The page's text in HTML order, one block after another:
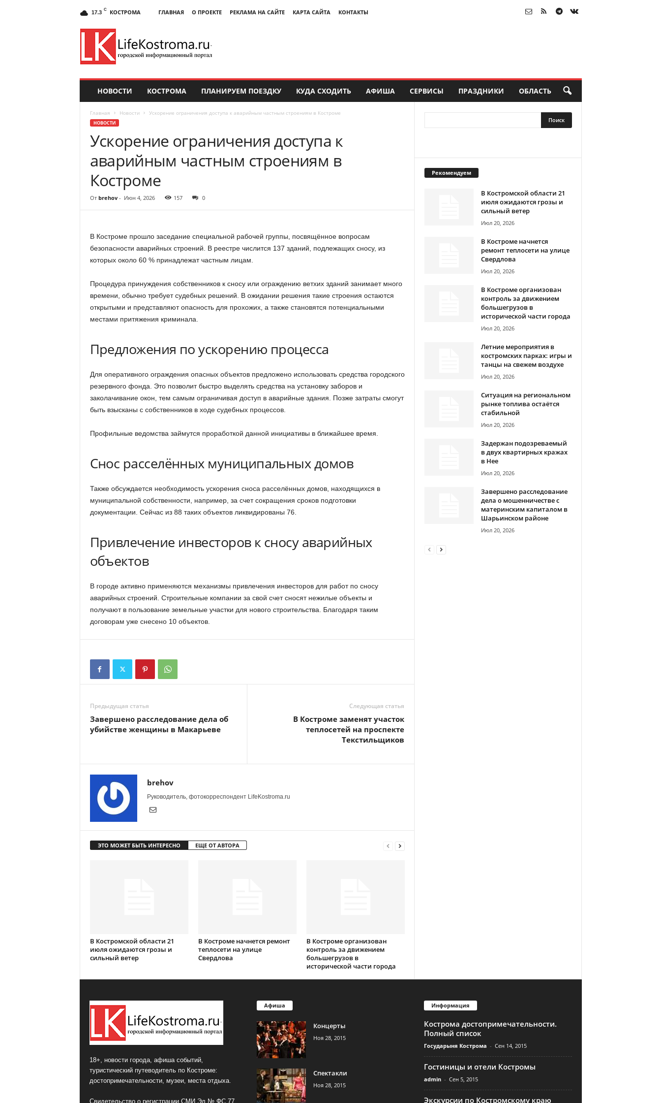
17.3 C КОСТРОМА ГЛАВНАЯ О ПРОЕКТЕ РЕКЛАМА НА САЙТЕ КАРТА САЙТА КОНТАКТЫ
НОВОСТИ КОСТРОМА ПЛАНИРУЕМ ПОЕЗДКУ КУДА СХОДИТЬ АФИША СЕРВИСЫ ПРАЗДНИКИ ОБЛАСТЬ
Главная Новости Ускорение ограничения доступа к аварийным частным строениям в Костроме
НОВОСТИ
Ускорение ограничения доступа к
аварийным частным строениям в
Костроме
От brehov- Июн 4, 2026 157 0
В Костроме прошло заседание специальной рабочей группы, посвящённое вопросам
безопасности аварийных строений. В реестре числится 137 зданий, подлежащих сносу, из
которых около 60 % принадлежат частным лицам.
Процедура принуждения собственников к сносу или ограждению ветхих зданий занимает много
времени, обычно требует судебных решений. В ожидании решения такие строения остаются
открытыми и представляют опасность для прохожих, а также становятся потенциальными
местами притяжения криминала.
Предложения по ускорению процесса
Для оперативного ограждения опасных объектов предложено использовать средства городского
резервного фонда. Это позволит быстро выделять средства на установку заборов и
заколачивание окон, тем самым ограничивая доступ в аварийные здания. Позже затраты смогут
быть взысканы с собственников в ходе судебных процессов.
Профильные ведомства займутся проработкой данной инициативы в ближайшее время.
Снос расселённых муниципальных домов
Также обсуждается необходимость ускорения сноса расселённых домов, находящихся в
муниципальной собственности, например, за счет сокращения сроков подготовки
документации. Сейчас из 88 таких объектов ликвидированы 76.
Привлечение инвесторов к сносу аварийных
объектов
В городе активно применяются механизмы привлечения инвесторов для работ по сносу
аварийных строений. Строительные компании за свой счет сносят нежилые объекты и
получают в пользование земельные участки для нового строительства. Благодаря таким
договорам уже снесено 10 объектов.
Предыдущая статья
Завершено расследование дела об
убийстве женщины в Макарьеве
Следующая статья
В Костроме заменят участок
теплосетей на проспекте
Текстильщиков
brehov
Руководитель, фотокорреспондент LifeKostroma.ru
ЭТО МОЖЕТ БЫТЬ ИНТЕРЕСНО ЕЩЕ ОТ АВТОРА
В Костромской области 21
июля ожидаются грозы и
сильный ветер
В Костроме начнется ремонт
теплосети на улице
Свердлова
В Костроме организован
контроль за движением
большегрузов в
исторической части города
Рекомендуем
В Костромской области 21
июля ожидаются грозы и
сильный ветер
Июл 20, 2026
В Костроме начнется
ремонт теплосети на улице
Свердлова
Июл 20, 2026
В Костроме организован
контроль за движением
большегрузов в
исторической части города
Июл 20, 2026
Летние мероприятия в
костромских парках: игры и
танцы на свежем воздухе
Июл 20, 2026
Ситуация на региональном
рынке топлива остаётся
стабильной
Июл 20, 2026
Задержан подозреваемый
в двух квартирных кражах
в Нее
Июл 20, 2026
Завершено расследование
дела о мошенничестве с
материнским капиталом в
Шарьинском районе
Июл 20, 2026
18+, новости города, афиша событий,
туристический путеводитель по Костроме:
достопримечательности, музеи, места отдыха.
Свидетельство о регистрации СМИ Эл № ФС 77
Афиша
Концерты
Ноя 28, 2015
Спектакли
Ноя 28, 2015
Информация
Кострома достопримечательности.
Полный список
Государыня Кострома - Сен 14, 2015
Гостиницы и отели Костромы
admin - Сен 5, 2015
Экскурсии по Костромскому краю